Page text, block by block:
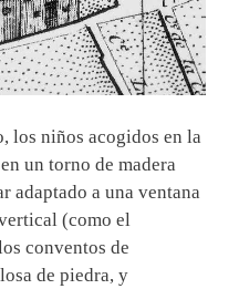
los niños acogidos en la
un torno de madera
adaptado a una ventana
(como el
conventos de
de piedra, y